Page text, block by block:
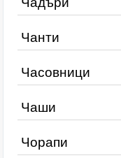
Чанти
Часовници
Чаши
Чорапи